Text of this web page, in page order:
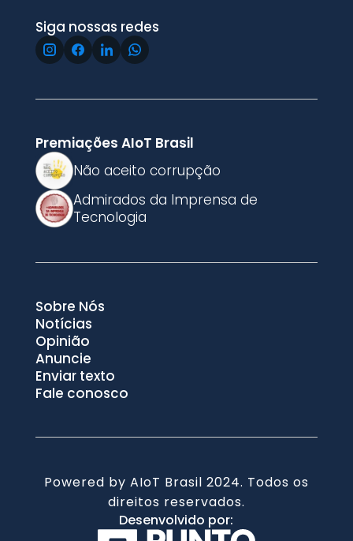
Siga nossas redes
Premiações AIoT Brasil
Não aceito corrupção
Admirados da Imprensa de
Tecnologia
Sobre Nós
Notícias
Opinião
Anuncie
Enviar texto
Fale conosco
Powered by AIoT Brasil 2024. Todos os
direitos reservados.
Desenvolvido por: